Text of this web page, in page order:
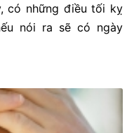
có những điều tối kỵ
nói ra sẽ có ngày